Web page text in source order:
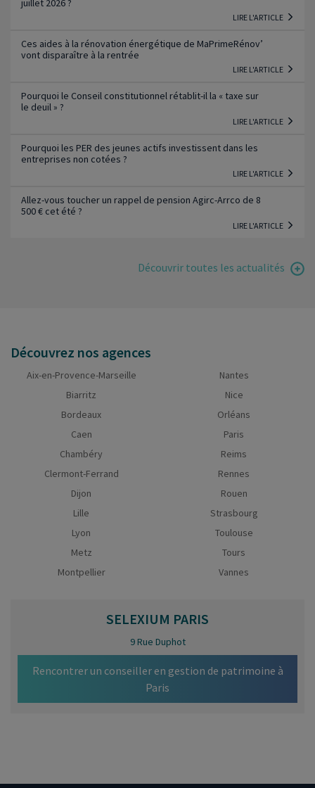
juillet 2026 ?
LIRE L'ARTICLE
Ces aides à la rénovation énergétique de MaPrimeRénov’
vont disparaître à la rentrée
LIRE L'ARTICLE
Pourquoi le Conseil constitutionnel rétablit-il la « taxe sur
le deuil » ?
LIRE L'ARTICLE
Pourquoi les PER des jeunes actifs investissent dans les
entreprises non cotées ?
LIRE L'ARTICLE
Allez-vous toucher un rappel de pension Agirc-Arrco de 8
500 € cet été ?
LIRE L'ARTICLE
Découvrir toutes les actualités
Découvrez nos agences
Aix-en-Provence-Marseille
Biarritz
Bordeaux
Caen
Chambéry
Clermont-Ferrand
Dijon
Lille
Lyon
Metz
Montpellier
Nantes
Nice
Orléans
Paris
Reims
Rennes
Rouen
Strasbourg
Toulouse
Tours
Vannes
SELEXIUM PARIS
9 Rue Duphot
Rencontrer un conseiller en gestion de patrimoine à
Paris